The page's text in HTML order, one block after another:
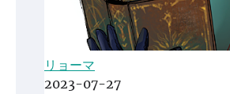
リョーマ
2023-07-27